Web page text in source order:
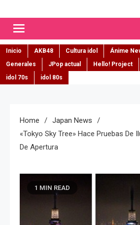
Inicio AKB48 Cultura idol Ánime
Generales
JPop actual Hello! Project
idol 70s
idol 80s
Home
Japan News
«Tokyo Sky Tree» Hace Pruebas De
De Apertura
1 MIN READ